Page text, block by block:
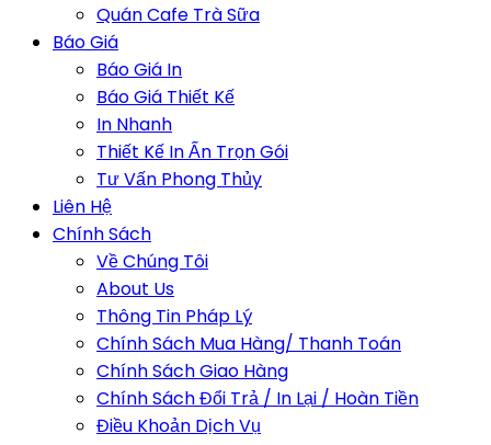
Quán Cafe Trà Sữa
Báo Giá
Báo Giá In
Báo Giá Thiết Kế
In Nhanh
Thiết Kế In Ấn Trọn Gói
Tư Vấn Phong Thủy
Liên Hệ
Chính Sách
Về Chúng Tôi
About Us
Thông Tin Pháp Lý
Chính Sách Mua Hàng/ Thanh Toán
Chính Sách Giao Hàng
Chính Sách Đổi Trả / In Lại / Hoàn Tiền
Điều Khoản Dịch Vụ